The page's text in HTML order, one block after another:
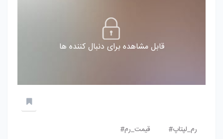
قابل مشاهده برای دنبال کننده ها
رم_لپتاپ# قیمت_رم#